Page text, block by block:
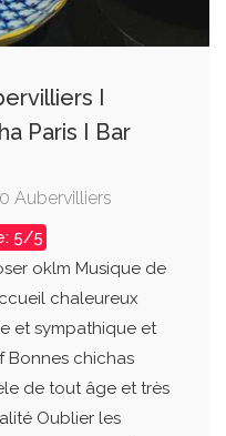
I
Paris I Bar
Aubervilliers
5/5
oklm Musique de
chaleureux
et sympathique et
Bonnes chichas
de tout âge et très
Oublier les